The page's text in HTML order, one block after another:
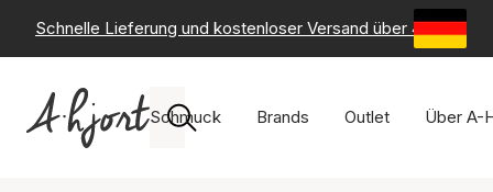
Schnelle Lieferung und kostenloser Versand über 49 € -
Schmuck Brands Outlet Über A-